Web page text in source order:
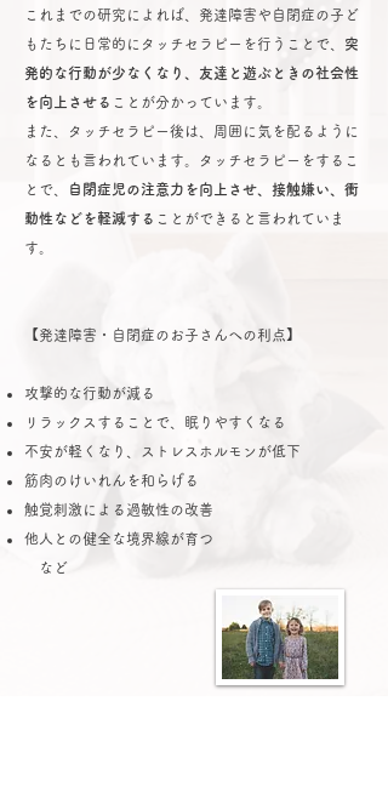
これまでの研究によれば、発達障害や自閉症の子ど
もたちに日常的にタッチセラピーを行うことで、 突
発的な行動が少なくなり、友達と遊ぶときの社会性
を向上させる ことが分かっています。
また、タッチセラピー後は、周囲に気を配るように
なるとも言われています。タッチセラピーをするこ
とで、
自閉症児の注意力を向上させ、接触嫌い、衝
動性などを軽減する ことができると言われていま
す。
【発達障害・自閉症のお子さんへの利点】
​攻撃的な行動が減る
リラックスすることで、眠りやすくなる
不安が軽くなり、ストレスホルモンが低下
筋肉のけいれんを和らげる
触覚刺激による過敏性の改善
他人との健全な境界線が育つ
など